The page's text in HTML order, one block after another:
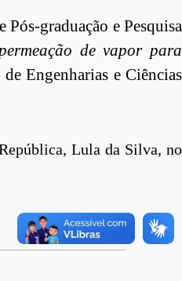
graduação e Pesquisa
de vapor para
Engenharias e Ciências
Lula da Silva, no